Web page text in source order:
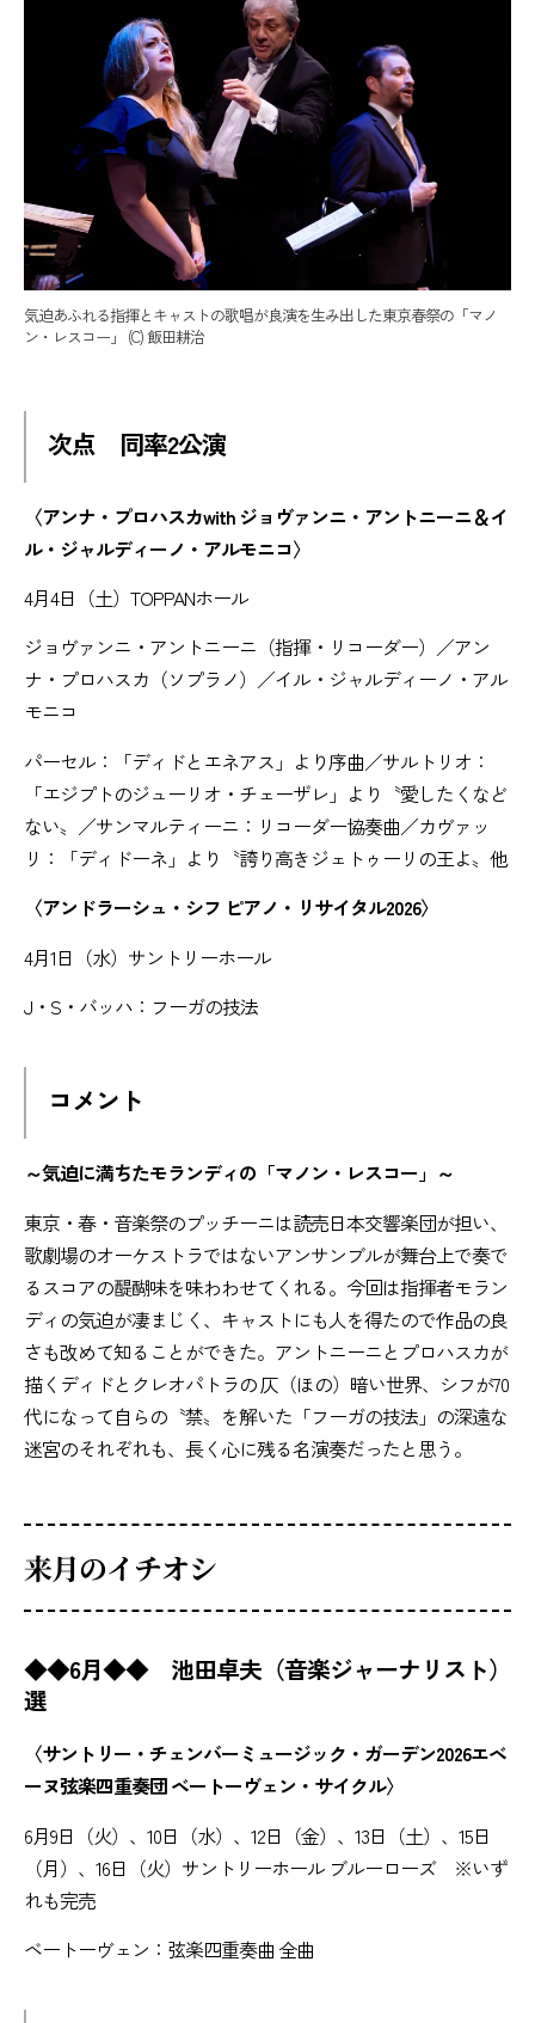
気迫あふれる指揮とキャストの歌唱が良演を生み出した東京春祭の「マノ
ン・レスコー」 (C) 飯田耕治
次点 同率2公演
〈アンナ・プロハスカwith ジョヴァンニ・アントニーニ＆イ
ル・ジャルディーノ・アルモニコ〉
4月4日（土）TOPPANホール
ジョヴァンニ・アントニーニ（指揮・リコーダー）／アン
ナ・プロハスカ（ソプラノ）／イル・ジャルディーノ・アル
モニコ
パーセル：「ディドとエネアス」より序曲／サルトリオ：
「エジプトのジューリオ・チェーザレ」より〝愛したくなど
ない〟／サンマルティーニ：リコーダー協奏曲／カヴァッ
リ：「ディドーネ」より〝誇り高きジェトゥーリの王よ〟他
〈アンドラーシュ・シフ ピアノ・リサイタル2026〉
4月1日（水）サントリーホール
J・S・バッハ：フーガの技法
コメント
～気迫に満ちたモランディの「マノン・レスコー」～
東京・春・音楽祭のプッチーニは読売日本交響楽団が担い、
歌劇場のオーケストラではないアンサンブルが舞台上で奏で
るスコアの醍醐味を味わわせてくれる。今回は指揮者モラン
ディの気迫が凄まじく、キャストにも人を得たので作品の良
さも改めて知ることができた。アントニーニとプロハスカが
描くディドとクレオパトラの 仄（ほの）暗い世界、シフが70
代になって自らの〝禁〟を解いた「フーガの技法」の深遠な
迷宮のそれぞれも、長く心に残る名演奏だったと思う。
来月のイチオシ
◆◆6月◆◆ 池田卓夫（音楽ジャーナリスト）
選
〈サントリー・チェンバーミュージック・ガーデン2026エベ
ーヌ弦楽四重奏団 ベートーヴェン・サイクル〉
6月9日（火）、10日（水）、12日（金）、13日（土）、15日
（月）、16日（火）サントリーホール ブルーローズ ※いず
れも完売
ベートーヴェン：弦楽四重奏曲 全曲